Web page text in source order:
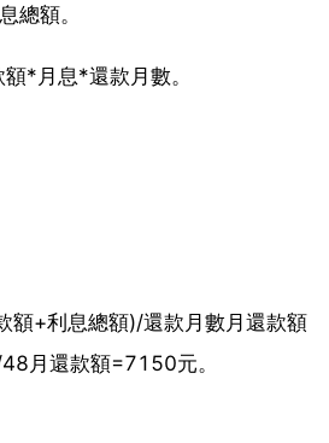
總額。
*月息*還款月數。
額+利息總額)/還款月數月還款額
月還款額=7150元。